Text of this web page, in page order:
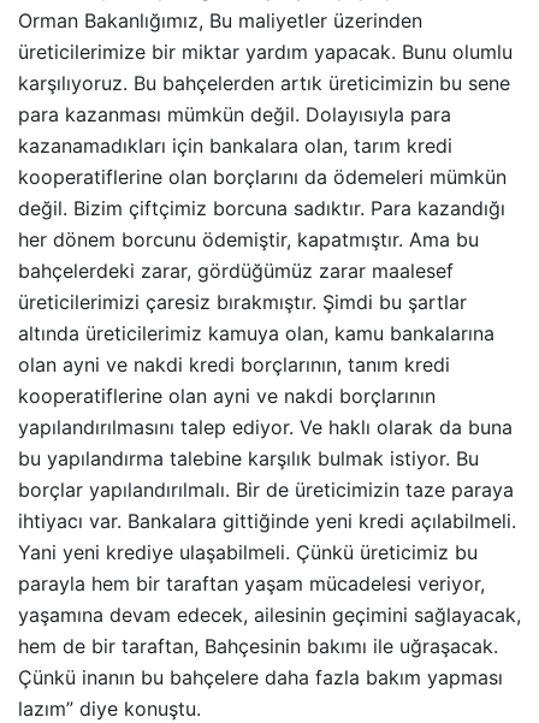
Orman Bakanlığımız, Bu maliyetler üzerinden
üreticilerimize bir miktar yardım yapacak. Bunu olumlu
karşılıyoruz. Bu bahçelerden artık üreticimizin bu sene
para kazanması mümkün değil. Dolayısıyla para
kazanamadıkları için bankalara olan, tarım kredi
kooperatiflerine olan borçlarını da ödemeleri mümkün
değil. Bizim çiftçimiz borcuna sadıktır. Para kazandığı
her dönem borcunu ödemiştir, kapatmıştır. Ama bu
bahçelerdeki zarar, gördüğümüz zarar maalesef
üreticilerimizi çaresiz bırakmıştır. Şimdi bu şartlar
altında üreticilerimiz kamuya olan, kamu bankalarına
olan ayni ve nakdi kredi borçlarının, tanım kredi
kooperatiflerine olan ayni ve nakdi borçlarının
yapılandırılmasını talep ediyor. Ve haklı olarak da buna
bu yapılandırma talebine karşılık bulmak istiyor. Bu
borçlar yapılandırılmalı. Bir de üreticimizin taze paraya
ihtiyacı var. Bankalara gittiğinde yeni kredi açılabilmeli.
Yani yeni krediye ulaşabilmeli. Çünkü üreticimiz bu
parayla hem bir taraftan yaşam mücadelesi veriyor,
yaşamına devam edecek, ailesinin geçimini sağlayacak,
hem de bir taraftan, Bahçesinin bakımı ile uğraşacak.
Çünkü inanın bu bahçelere daha fazla bakım yapması
lazım” diye konuştu.